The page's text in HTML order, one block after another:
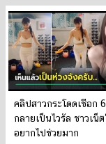
คลิปสาวกระโดดเชือก
กลายเป็นไวรัล ชาวเน็
อยากไปช่วยมาก